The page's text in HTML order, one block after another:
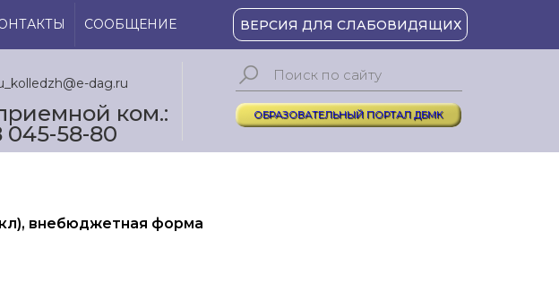
СООБЩЕНИЕ ВЕРСИЯ ДЛЯ СЛАБОВИДЯЩИХ
dag.ru
ком.:
045-58-80
ОБРАЗОВАТЕЛЬНЫЙ ПОРТАЛ ДБМК
внебюджетная форма